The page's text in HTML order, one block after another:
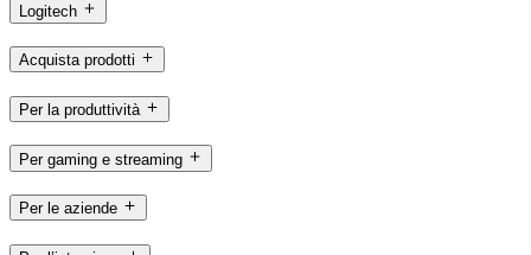
Logitech
Acquista prodotti
Per la produttività
Per gaming e streaming
Per le aziende